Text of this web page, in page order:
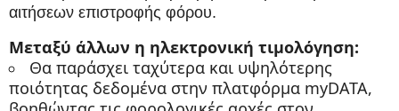
αιτήσεων επιστροφής φόρου.
Μεταξύ άλλων η ηλεκτρονική τιμολόγηση:
Θα παράσχει ταχύτερα και υψηλότερης
ποιότητας δεδομένα στην πλατφόρμα myDATA,